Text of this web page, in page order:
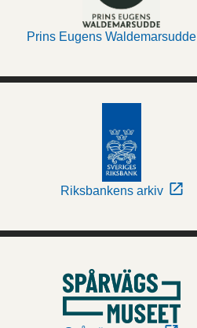
Prins Eugens Waldemarsudde
Riksbankens arkiv